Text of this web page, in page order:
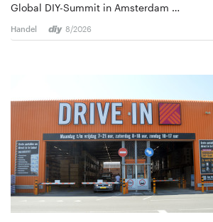
Global DIY-Summit in Amsterdam …
Handel 8/2026